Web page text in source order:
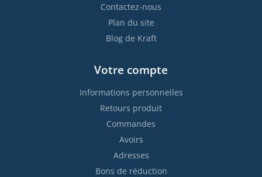
Contactez-nous
Plan du site
Blog de Kraft
Votre compte
Informations personnelles
Retours produit
Commandes
Avoirs
Adresses
Bons de réduction